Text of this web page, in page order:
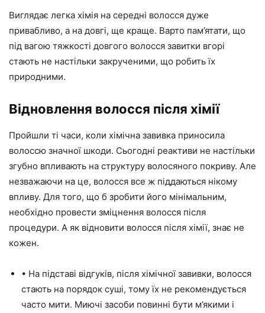
Виглядає легка хімія на середні волосся дуже
привабливо, а на довгі, ще краще. Варто пам’ятати, що
під вагою тяжкості довгого волосся завитки вгорі
стають не настільки закрученими, що робить їх
природними.
Відновлення волосся після хімії
Пройшли ті часи, коли хімічна завивка приносила
волоссю значної шкоди. Сьогодні реактиви не настільки
згубно впливають на структуру волосяного покриву. Але
незважаючи на це, волосся все ж піддаються нікому
впливу. Для того, що б зробити його мінімальним,
необхідно провести зміцнення волосся після
процедури. А як відновити волосся після хімії, знає не
кожен.
• На підставі відгуків, після хімічної завивки, волосся
стають на порядок суші, тому їх не рекомендується
часто мити. Миючі засоби повинні бути м’якими і